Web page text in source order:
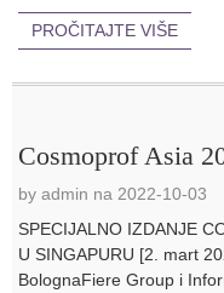
PROČITAJTE VIŠE
Cosmoprof Asia
by admin na 2022-10-03
SPECIJALNO IZDANJE
U SINGAPURU [2. mart
BolognaFiere Group i